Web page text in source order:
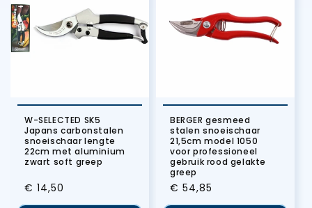
W-SELECTED SK5
Japans carbonstalen
snoeischaar lengte
22cm met aluminium
zwart soft greep
Normale
prijs
€ 14,50
BERGER gesmeed
stalen snoeischaar
21,5cm model 1050
voor professioneel
gebruik rood gelakte
greep
Normale
prijs
€ 54,85